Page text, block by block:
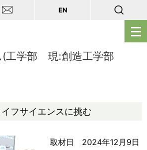
メ
ニ
EN
(工学部 現:創造工学部
フサイエンスに挑む
取材日 2024年12月9日